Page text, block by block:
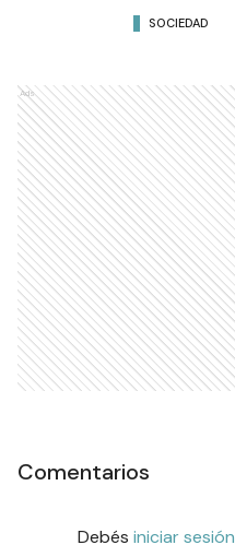
SOCIEDAD
Ads
Comentarios
Debés iniciar sesión